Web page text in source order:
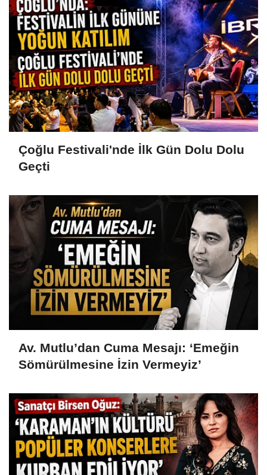
Çoğlu Festivali'nde İlk Gün Dolu Dolu
Geçti
Av. Mutlu’dan Cuma Mesajı: ‘Emeğin
Sömürülmesine İzin Vermeyiz’